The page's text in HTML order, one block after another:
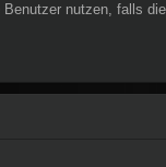
nutzen, falls